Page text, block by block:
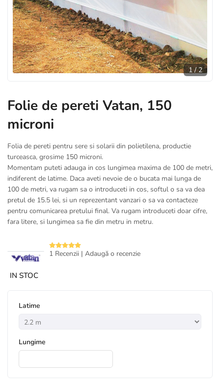
1/2
Folie de pereti Vatan, 150
microni
Folia de pereti pentru sere si solarii din polietilena, productie
turceasca, grosime 150 microni.
Momentam puteti adauga in cos lungimea maxima de 100 de metri,
indiferent de latime. Daca aveti nevoie de o bucata mai lunga de
100 de metri, va rugam sa o introduceti in cos, softul o sa va dea
pretul de 15.5 lei, si un reprezentant vanzari o sa va contacteze
pentru comunicarea pretului final. Va rugam introduceti doar cifre,
fara litere, si lungimea sa fie din metru in metru.
1 Recenzii | Adaugă o recenzie
IN STOC
Latime
Lungime